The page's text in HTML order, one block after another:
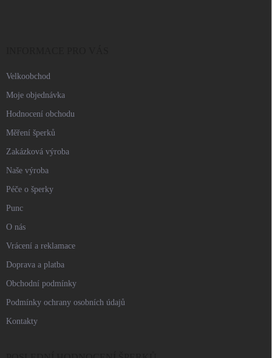
Velkoobchod
Moje objednávka
Hodnocení obchodu
Měření šperků
Zakázková výroba
Naše výroba
Péče o šperky
Punc
O nás
Vrácení a reklamace
Doprava a platba
Obchodní podmínky
Podmínky ochrany osobních údajů
Kontakty